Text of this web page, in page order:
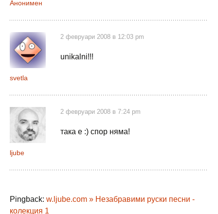
Анонимен
svetla
2 февруари 2008 в 12:03 pm
unikalni!!!
ljube
2 февруари 2008 в 7:24 pm
така е :) спор няма!
Pingback: w.ljube.com » Незабравими руски песни -
колекция 1